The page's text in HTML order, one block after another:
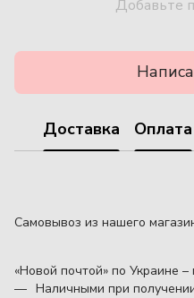
Добавьте
Доставка Оплата
Самовывоз из нашего
«Новой почтой» по Украине
Наличными при